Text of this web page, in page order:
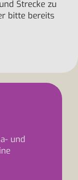
Strecke zu
bitte bereits
und